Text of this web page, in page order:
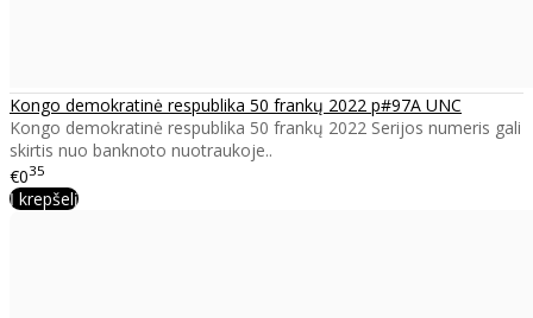
Kongo demokratinė respublika 50 frankų 2022 p#97A UNC
Kongo demokratinė respublika 50 frankų 2022 Serijos numeris gali
skirtis nuo banknoto nuotraukoje..
€035
Į krepšelį